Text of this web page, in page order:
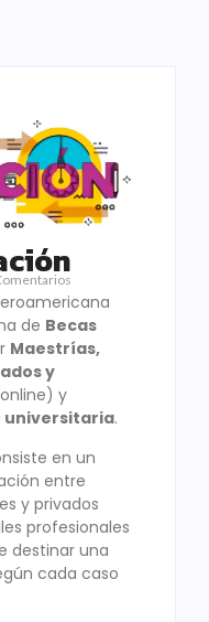
de Becas
Maestrías,
y
y
.
en un
entre
y privados
profesionales
destinar una
cada caso